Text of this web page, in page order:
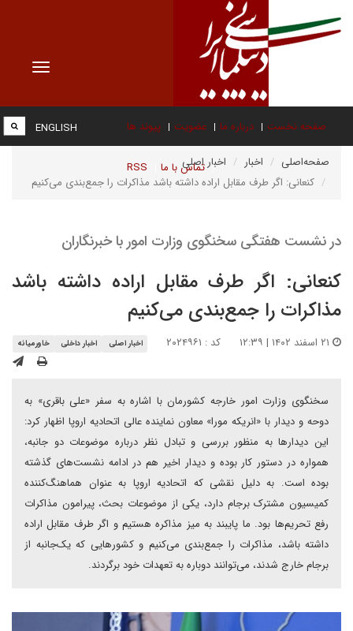
Toggle
صفحه نخست درباره ما عضویت پیوند ها
تماس با ما RSS
ENGLISH
صفحه‌اصلی اخبار
اخبار اصلی
کنعانی: اگر طرف مقابل اراده داشته باشد مذاکرات را جمع‌بندی می‌کنیم
در نشست هفتگی سخنگوی وزارت امور با خبرنگاران
کنعانی: اگر طرف مقابل اراده داشته باشد
مذاکرات را جمع‌بندی می‌کنیم
کد : ۲۰۲۴۹۶۱ اخبار اصلی اخبار داخلی خاورمیانه
سخنگوی وزارت امور خارجه کشورمان با اشاره به سفر «علی باقری» به
دوحه و دیدار با «انریکه مورا» معاون نماینده عالی اتحادیه اروپا اظهار کرد:
این دیدارها به منظور بررسی و تبادل نظر درباره موضوعات دو جانبه،
همواره در دستور کار بوده و دیدار اخیر هم در ادامه نشست‌های گذشته
بوده است. به دلیل نقشی که اتحادیه اروپا به عنوان هماهنگ‌کننده
کمیسیون مشترک برجام دارد، یکی از موضوعات بحث، پیرامون مذاکرات
رفع تحریم‌ها بود. ما پایبند به میز مذاکره هستیم و اگر طرف مقابل اراده
داشته باشد، مذاکرات را جمع‌بندی می‌کنیم و کشورهایی که یک‌جانبه از
برجام خارج شدند، می‌توانند دوباره به تعهدات خود برگردند.